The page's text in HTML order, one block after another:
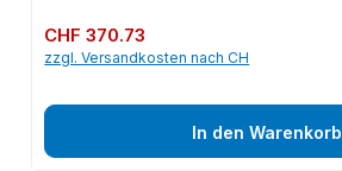
Regulärer Preis:
CHF 370.73
zzgl. Versandkosten nach CH
In den Warenkorb